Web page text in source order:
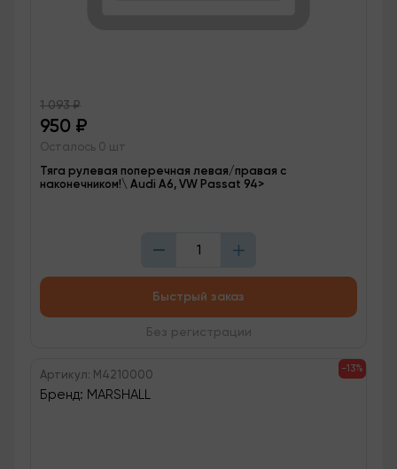
1 093₽
950 ₽
Осталось 0 шт
Тяга рулевая поперечная левая/правая с
наконечником!\ Audi A6, VW Passat 94>
Быстрый заказ
Без регистрации
-13%
Артикул: M4210000
Бренд: MARSHALL